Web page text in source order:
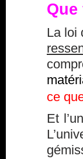
La loi
ce
Et